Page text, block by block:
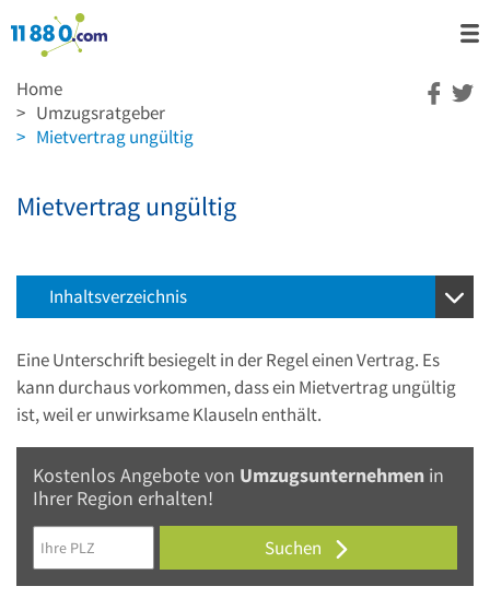
Home
> Umzugsratgeber
> Mietvertrag ungültig
Mietvertrag ungültig
Inhaltsverzeichnis
Eine Unterschrift besiegelt in der Regel einen Vertrag. Es
kann durchaus vorkommen, dass ein Mietvertrag ungültig
ist, weil er unwirksame Klauseln enthält.
Kostenlos Angebote von Umzugsunternehmen in
Ihrer Region erhalten!
Suchen